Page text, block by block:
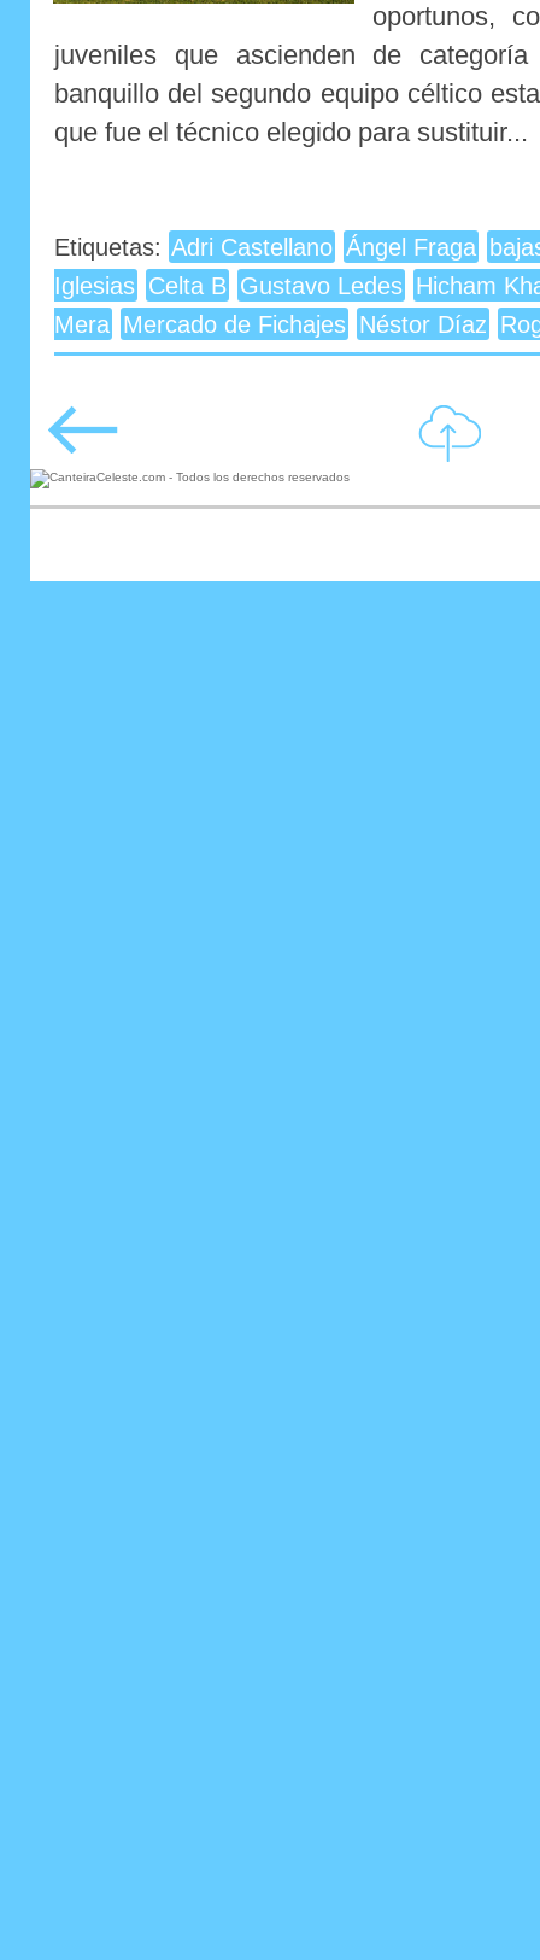
oportunos,
juveniles que ascienden de
banquillo del segundo equipo céltico
que fue el técnico elegido para sustituir...
Etiquetas: Adri Castellano Ángel Fraga
Iglesias Celta B Gustavo Ledes Hicham
Mera Mercado de Fichajes Néstor Díaz